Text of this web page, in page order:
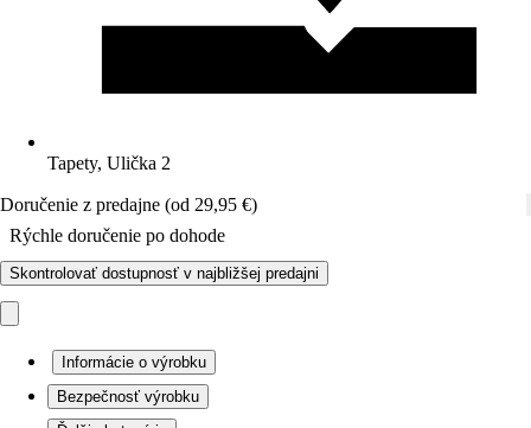
Tapety, Ulička 2
Doručenie z predajne (od 29,95 €)
Rýchle doručenie po dohode
Skontrolovať dostupnosť v najbližšej predajni
Informácie o výrobku
Bezpečnosť výrobku